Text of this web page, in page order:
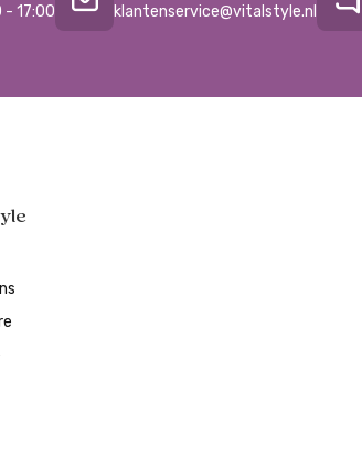
- 17:00 klantenservice@vitalstyle.nl